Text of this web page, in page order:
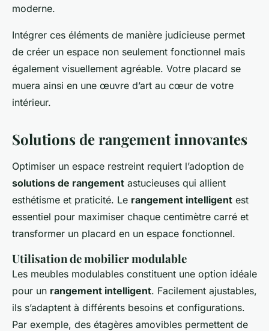
moderne.
Intégrer ces éléments de manière judicieuse permet
de créer un espace non seulement fonctionnel mais
également visuellement agréable. Votre placard se
muera ainsi en une œuvre d’art au cœur de votre
intérieur.
Solutions de rangement innovantes
Optimiser un espace restreint requiert l’adoption de
solutions de rangement astucieuses qui allient
esthétisme et praticité. Le rangement intelligent est
essentiel pour maximiser chaque centimètre carré et
transformer un placard en un espace fonctionnel.
Utilisation de mobilier modulable
Les meubles modulables constituent une option idéale
pour un rangement intelligent. Facilement ajustables,
ils s’adaptent à différents besoins et configurations.
Par exemple, des étagères amovibles permettent de